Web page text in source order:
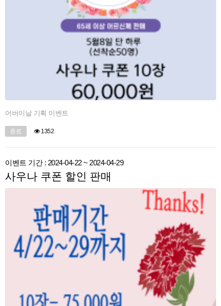
어버이날 기획 이벤트
종료 1352
이벤트 기간 : 2024-04-22 ~ 2024-04-29
사우나 쿠폰 할인 판매